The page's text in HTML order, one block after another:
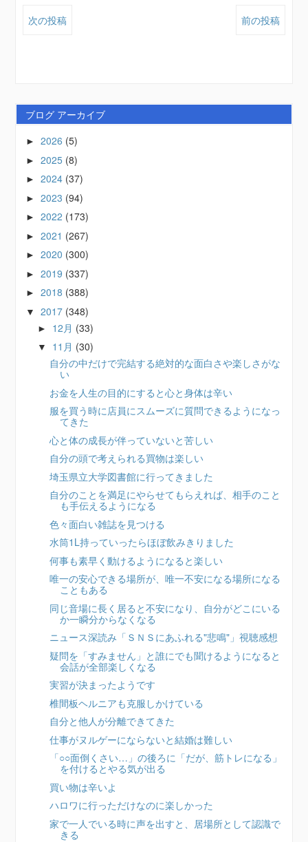
次の投稿 前の投稿
ブログ アーカイブ
►2026 (5)
►2025 (8)
►2024 (37)
►2023 (94)
►2022 (173)
►2021 (267)
►2020 (300)
►2019 (337)
►2018 (388)
▼2017 (348)
► 12月 (33)
▼ 11月 (30)
自分の中だけで完結する絶対的な面白さや楽しさがな
い
お金を人生の目的にすると心と身体は辛い
服を買う時に店員にスムーズに質問できるようになっ
てきた
心と体の成長が伴っていないと苦しい
自分の頭で考えられる買物は楽しい
埼玉県立大学図書館に行ってきました
自分のことを満足にやらせてもらえれば、相手のこと
も手伝えるようになる
色々面白い雑誌を見つける
水筒1L持っていったらほぼ飲みきりました
何事も素早く動けるようになると楽しい
唯一の安心できる場所が、唯一不安になる場所になる
こともある
同じ音場に長く居ると不安になり、自分がどこにいる
か一瞬分からなくなる
ニュース深読み「ＳＮＳにあふれる"悲鳴"」視聴感想
疑問を「すみません」と誰にでも聞けるようになると
会話が全部楽しくなる
実習が決まったようです
椎間板ヘルニアも克服しかけている
自分と他人が分離できてきた
仕事がヌルゲーにならないと結婚は難しい
「○○面倒くさい…」の後ろに「だが、筋トレになる」
を付けるとやる気が出る
買い物は辛いよ
ハロワに行っただけなのに楽しかった
家で一人でいる時に声を出すと、居場所として認識で
きる